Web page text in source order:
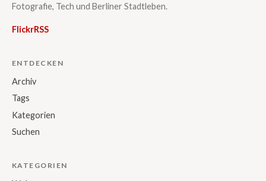
Fotografie, Tech und Berliner Stadtleben.
FlickrRSS
ENTDECKEN
Archiv
Tags
Kategorien
Suchen
KATEGORIEN